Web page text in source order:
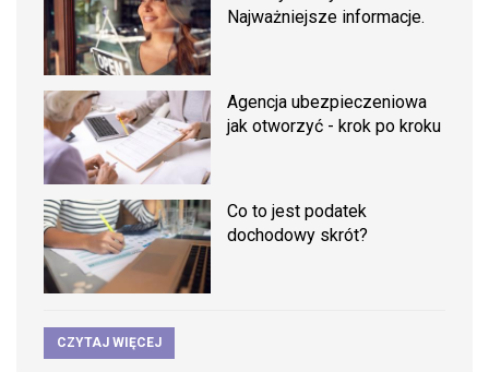
Najważniejsze informacje.
Agencja ubezpieczeniowa
jak otworzyć - krok po kroku
Co to jest podatek
dochodowy skrót?
CZYTAJ WIĘCEJ